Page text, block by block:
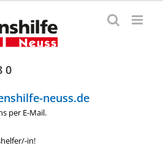
0
neuss.de
per E-Mail.
in!